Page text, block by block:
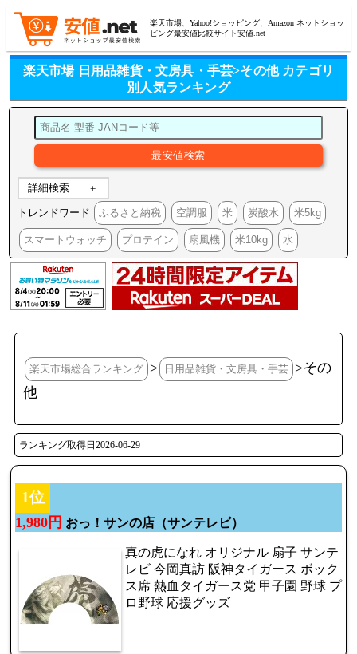
楽天市場、Yahoo!ショッピング、Amazon ネットショッ
ピング最安値比較サイト安値.net
楽天市場 日用品雑貨・文房具・手芸>その他 カテゴリ
別人気ランキング
詳細検索
トレンドワード ふるさと納税 空調服 米 炭酸水 米5kg
スマートウォッチ プロテイン 扇風機 米10kg 水
楽天市場総合ランキング > 日用品雑貨・文房具・手芸 >その
他
ランキング取得日2026-06-29
1位
1,980円 おっ！サンの店（サンテレビ）
真の虎になれ オリジナル 扇子 サンテ
レビ 今岡真訪 阪神タイガース ボック
ス席 熱血タイガース党 甲子園 野球 プ
ロ野球 応援グッズ